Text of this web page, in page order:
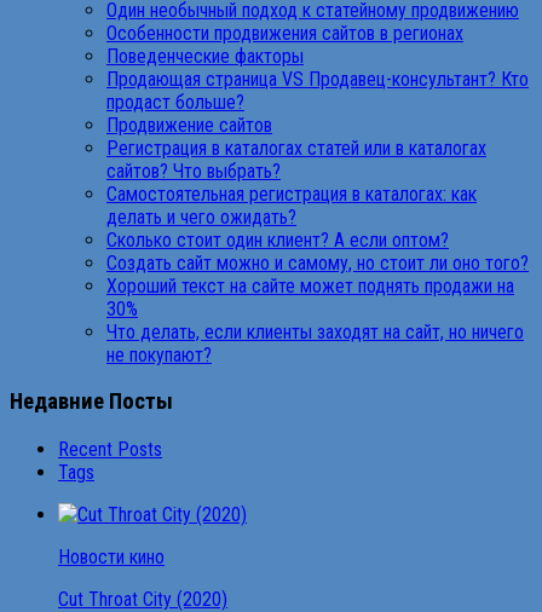
Один необычный подход к статейному продвижению
Особенности продвижения сайтов в регионах
Поведенческие факторы
Продающая страница VS Продавец-консультант? Кто
продаст больше?
Продвижение сайтов
Регистрация в каталогах статей или в каталогах
сайтов? Что выбрать?
Самостоятельная регистрация в каталогах: как
делать и чего ожидать?
Сколько стоит один клиент? А если оптом?
Создать сайт можно и самому, но стоит ли оно того?
Хороший текст на сайте может поднять продажи на
30%
Что делать, если клиенты заходят на сайт, но ничего
не покупают?
Недавние Посты
Recent Posts
Tags
Новости кино
Cut Throat City (2020)